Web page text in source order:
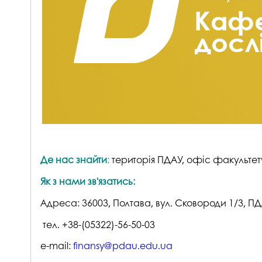
Музеї ПДАУ
Профспілка
Асоціація випускників
Публічна інформація
Меморіал пам'яті
Відділ маркетингу
Центр
Дорадча служба
Де нас знайти:територія ПДАУ, офіс
Як з нами зв'язатись:
Адреса: 36003, Полтава, вул. Сковороди 1/3,
тел. +38-(05322)-56-50-03
e-mail:finansy@pdau.edu.ua